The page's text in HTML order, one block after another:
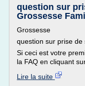
question sur
Grossesse
Grossesse
question sur prise de
Si ceci est votre
la FAQ en cliquant
Lire la suite